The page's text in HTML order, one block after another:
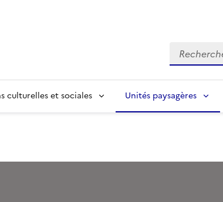
Recherche
culturelles et sociales Unités paysagères